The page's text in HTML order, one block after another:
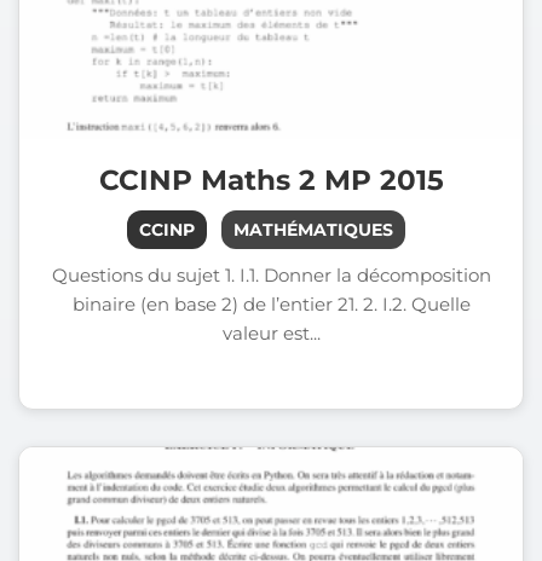
CCINP Maths 2 MP 2015
CCINP MATHÉMATIQUES
Questions du sujet 1. I.1. Donner la décomposition
binaire (en base 2) de l’entier 21. 2. I.2. Quelle
valeur est...